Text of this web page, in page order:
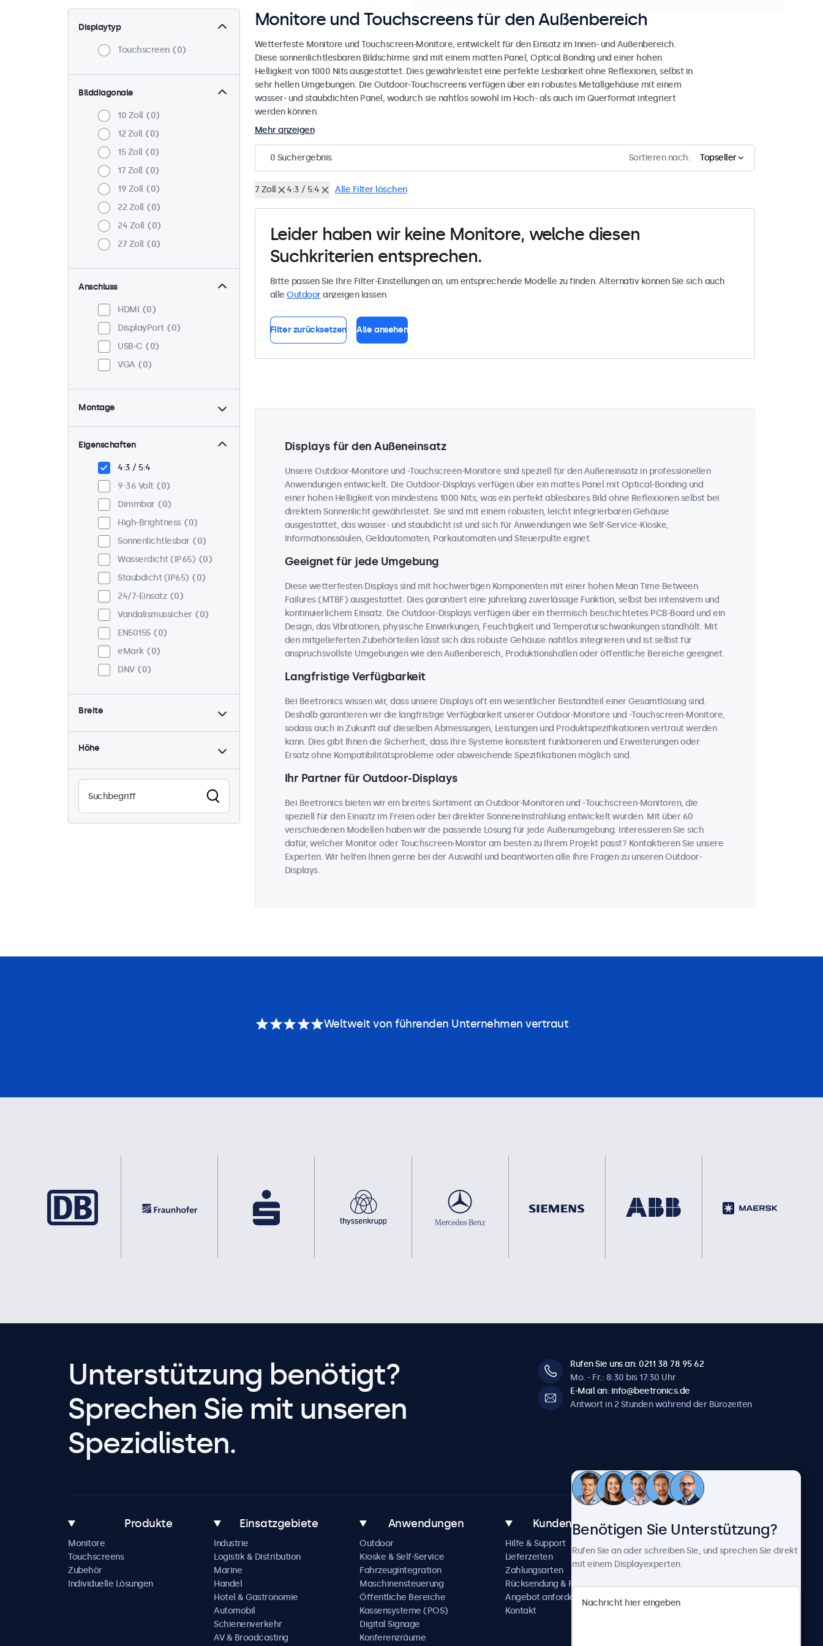
Displaytyp
Touchscreen 0
Bilddiagonale
10 Zoll
0
12 Zoll
0
15 Zoll
0
17 Zoll
0
19 Zoll
0
22 Zoll
0
24 Zoll
0
27 Zoll
0
Anschluss
HDMI
0
DisplayPort
0
USB-C
0
VGA
0
Montage
Panel-Mount
0
Einbau
VESA 75 x 75
VESA 100 x 100
Eigenschaften
4:3 / 5:4
9-36 Volt
0
Dimmbar
0
High-Brightness
0
Sonnenlichtlesbar
0
Wasserdicht (IP65)
0
Staubdicht (IP65)
0
24/7-Einsatz
0
Vandalismussicher
0
EN50155
0
eMark
0
DNV
0
Breite
Höhe
Monitore und Touchscreens für den Außenbereich
Wetterfeste Monitore und Touchscreen-Monitore, entwickelt für den Einsatz im Innen- und Außenbereich.
Diese sonnenlichtlesbaren Bildschirme sind mit einem matten Panel, Optical Bonding und einer hohen
Helligkeit von 1000 Nits ausgestattet. Dies gewährleistet eine perfekte Lesbarkeit ohne Reflexionen, selbst in
sehr hellen Umgebungen. Die Outdoor-Touchscreens verfügen über ein robustes Metallgehäuse mit einem
wasser- und staubdichten Panel, wodurch sie nahtlos sowohl im Hoch- als auch im Querformat integriert
werden können.
Mehr anzeigen
0 Suchergebnis Sortieren nach: Topseller
7 Zoll 4:3 / 5:4 Alle Filter löschen
Leider haben wir keine Monitore, welche diesen
Suchkriterien entsprechen.
Bitte passen Sie Ihre Filter-Einstellungen an, um entsprechende Modelle zu finden. Alternativ können Sie sich auch
alle Outdooranzeigen lassen.
Filter zurücksetzen Alle ansehen
Displays für den Außeneinsatz
Unsere Outdoor-Monitore und -Touchscreen-Monitore sind speziell für den Außeneinsatz in professionellen
Anwendungen entwickelt. Die Outdoor-Displays verfügen über ein mattes Panel mit Optical-Bonding und
einer hohen Helligkeit von mindestens 1000 Nits, was ein perfekt ablesbares Bild ohne Reflexionen selbst bei
direktem Sonnenlicht gewährleistet. Sie sind mit einem robusten, leicht integrierbaren Gehäuse
ausgestattet, das wasser- und staubdicht ist und sich für Anwendungen wie Self-Service-Kioske,
Informationssäulen, Geldautomaten, Parkautomaten und Steuerpulte eignet.
Geeignet für jede Umgebung
Diese wetterfesten Displays sind mit hochwertigen Komponenten mit einer hohen Mean Time Between
Failures (MTBF) ausgestattet. Dies garantiert eine jahrelang zuverlässige Funktion, selbst bei intensivem und
kontinuierlichem Einsatz. Die Outdoor-Displays verfügen über ein thermisch beschichtetes PCB-Board und ein
Design, das Vibrationen, physische Einwirkungen, Feuchtigkeit und Temperaturschwankungen standhält. Mit
den mitgelieferten Zubehörteilen lässt sich das robuste Gehäuse nahtlos integrieren und ist selbst für
anspruchsvollste Umgebungen wie den Außenbereich, Produktionshallen oder öffentliche Bereiche geeignet.
Langfristige Verfügbarkeit
Bei Beetronics wissen wir, dass unsere Displays oft ein wesentlicher Bestandteil einer Gesamtlösung sind.
Deshalb garantieren wir die langfristige Verfügbarkeit unserer Outdoor-Monitore und -Touchscreen-Monitore,
sodass auch in Zukunft auf dieselben Abmessungen, Leistungen und Produktspezifikationen vertraut werden
kann. Dies gibt Ihnen die Sicherheit, dass Ihre Systeme konsistent funktionieren und Erweiterungen oder
Ersatz ohne Kompatibilitätsprobleme oder abweichende Spezifikationen möglich sind.
Ihr Partner für Outdoor-Displays
Bei Beetronics bieten wir ein breites Sortiment an Outdoor-Monitoren und -Touchscreen-Monitoren, die
speziell für den Einsatz im Freien oder bei direkter Sonneneinstrahlung entwickelt wurden. Mit über 60
verschiedenen Modellen haben wir die passende Lösung für jede Außenumgebung. Interessieren Sie sich
dafür, welcher Monitor oder Touchscreen-Monitor am besten zu Ihrem Projekt passt? Kontaktieren Sie unsere
Experten. Wir helfen Ihnen gerne bei der Auswahl und beantworten alle Ihre Fragen zu unseren Outdoor-
Displays.
Weltweit von führenden Unternehmen vertraut
Unterstützung benötigt?
Sprechen Sie mit unseren
Spezialisten.
Rufen Sie uns an: 0211 38 78 95 62
Mo. - Fr.: 8:30 bis 17:30 Uhr
E-Mail an: info@beetronics.de
Antwort in 2 Stunden während der Bürozeiten
Produkte
Monitore
Touchscreens
Zubehör
Individuelle Lösungen
Einsatzgebiete
Industrie
Logistik & Distribution
Marine
Handel
Hotel & Gastronomie
Automobil
Schienenverkehr
AV & Broadcasting
Anwendungen
Outdoor
Kioske & Self-Service
Fahrzeugintegration
Maschinensteuerung
Öffentliche Bereiche
Kassensysteme (POS)
Digital Signage
Konferenzräume
Kundenservice
Hilfe & Support
Lieferzeiten
Zahlungsarten
Rücksendung & Reparatur
Angebot anfordern
Kontakt
Über Beetronics
Neuigkeiten und Updates
Über uns
Karriere
Geschäftsbedingungen
Datenschutzerklärung
Benötigen Sie Unterstützung?
Rufen Sie an oder schreiben Sie, und sprechen Sie direkt
mit einem Displayexperten.